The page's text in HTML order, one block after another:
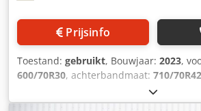
Prijsinfo
Toestand: gebruikt, Bouwjaar: 2023,
600/70R30, achterbandmaat: 710/70R42
, OLIJFGROEN METALLIC
hydraulische joystick SmartTouch